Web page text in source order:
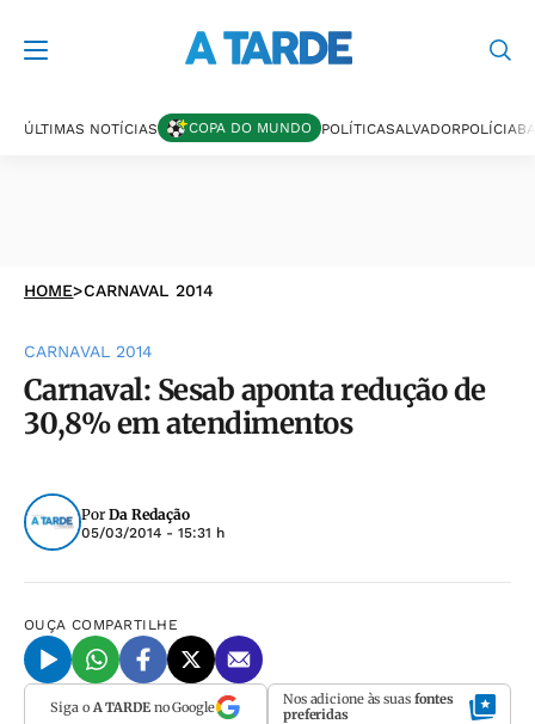
ÚLTIMAS NOTÍCIAS COPA DO MUNDO POLÍTICASALVADORPOLÍCIA
HOME>CARNAVAL 2014
CARNAVAL 2014
Carnaval: Sesab aponta redução de
30,8% em atendimentos
Por Da Redação
05/03/2014 - 15:31 h
OUÇA COMPARTILHE
Siga o A TARDEno Google Nos adicione às suas fontes
preferidas